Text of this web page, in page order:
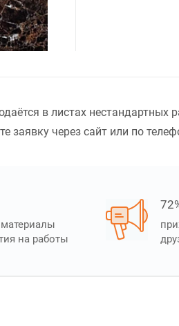
в листах нестандартных
заявку через сайт или по
на работы